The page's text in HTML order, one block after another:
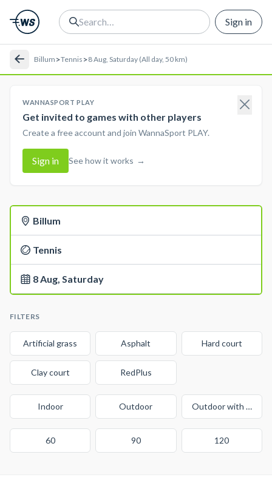
Sign in
Billum >Tennis >8 Aug, Saturday (All day, 50 km)
WANNASPORT PLAY
Get invited to games with other players
Create a free account and join WannaSport PLAY.
Sign in See how it works →
Billum
Tennis
8 Aug, Saturday
FILTERS
Artificial grass Asphalt Hard court
Clay court RedPlus
Indoor Outdoor Outdoor with cover
60 90 120